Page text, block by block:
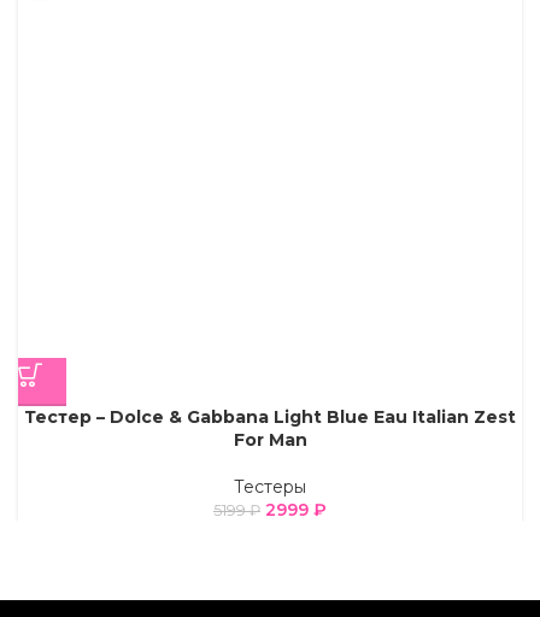
Тестер – Dolce & Gabbana Light Blue Eau Italian Zest
For Man
Тестеры
5199₽ 2999 ₽